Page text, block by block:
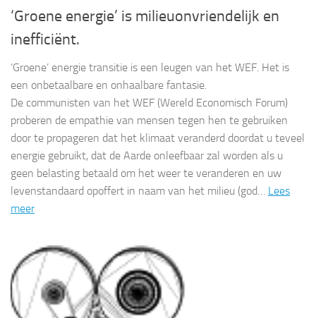
‘Groene energie’ is milieuonvriendelijk en
inefficiënt.
‘Groene’ energie transitie is een leugen van het WEF. Het is
een onbetaalbare en onhaalbare fantasie.
De communisten van het WEF (Wereld Economisch Forum)
proberen de empathie van mensen tegen hen te gebruiken
door te propageren dat het klimaat veranderd doordat u teveel
energie gebruikt, dat de Aarde onleefbaar zal worden als u
geen belasting betaald om het weer te veranderen en uw
levenstandaard opoffert in naam van het milieu (god… Lees
meer